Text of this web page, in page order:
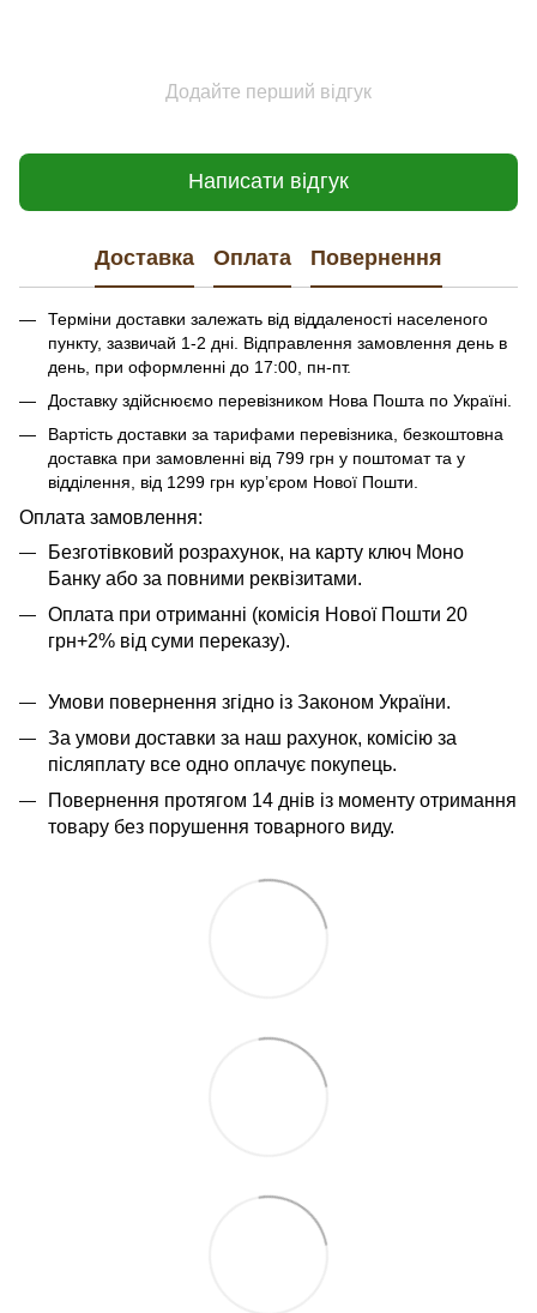
Додайте перший відгук
Написати відгук
Доставка Оплата Повернення
Терміни доставки залежать від віддаленості населеного
пункту, зазвичай 1-2 дні. Відправлення замовлення день в
день, при оформленні до 17:00, пн-пт.
Доставку здійснюємо перевізником Нова Пошта по Україні.
Вартість доставки за тарифами перевізника, безкоштовна
доставка при замовленні від 799 грн у поштомат та у
відділення, від 1299 грн кур’єром Нової Пошти.
​​​​Оплата замовлення:
Безготівковий розрахунок, на карту ключ Моно
Банку або за повними реквізитами.
Оплата при отриманні (комісія Нової Пошти 20
грн+2% від суми переказу).
Умови повернення згідно із Законом України.
За умови доставки за наш рахунок, комісію за
післяплату все одно оплачує покупець.
Повернення протягом 14 днів із моменту отримання
товару без порушення товарного виду.